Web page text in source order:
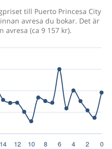
till Puerto Princesa City
avresa du bokar. Det är
avresa (ca 9 157 kr).